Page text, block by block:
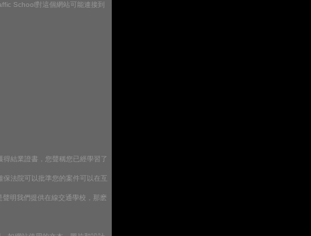
School對這個網站可能連接到
得結業證書，您聲稱您已經學習了
法院可以批準您的案件可以在互
明我們提供在線交通學校，那麽